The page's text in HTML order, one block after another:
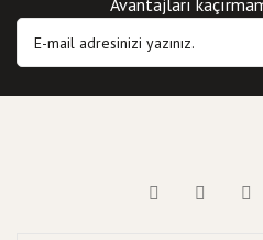
Avantajları